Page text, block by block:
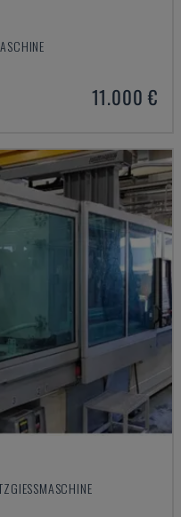
11.000 €